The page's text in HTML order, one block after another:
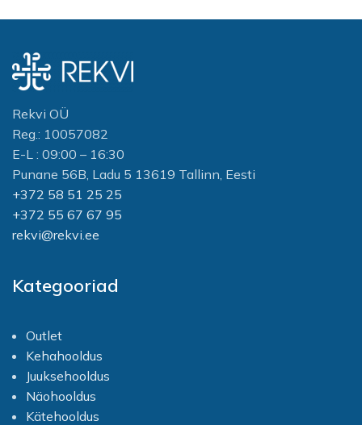
kuju andmiseks ja küüne
hõõruda varje silmalaugude
Rekvi OÜ
Reg.: 10057082
E-L : 09:00 – 16:30
Punane 56B, Ladu 5 13619 Tallinn, Eesti
+372 58 51 25 25
+372 55 67 67 95
rekvi@rekvi.ee
Kategooriad
Outlet
Kehahooldus
Juuksehooldus
Näohooldus
Kätehooldus